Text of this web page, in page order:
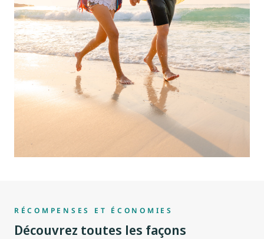
RÉCOMPENSES ET ÉCONOMIES
Découvrez toutes les façons